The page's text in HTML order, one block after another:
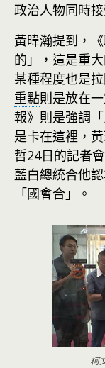
政治人物同時
黃暐瀚提到，
的」，這是重
某種程度也是
重點則是放在
報》則是強調
是卡在這裡，
哲24日的記者
藍白總統合他
「國會合」。
柯